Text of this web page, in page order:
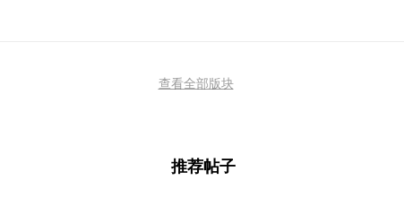
查看全部版块
推荐帖子